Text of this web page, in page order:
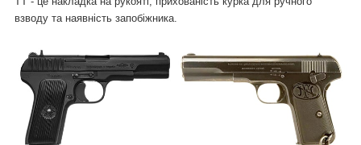
взводу та наявність запобіжника.